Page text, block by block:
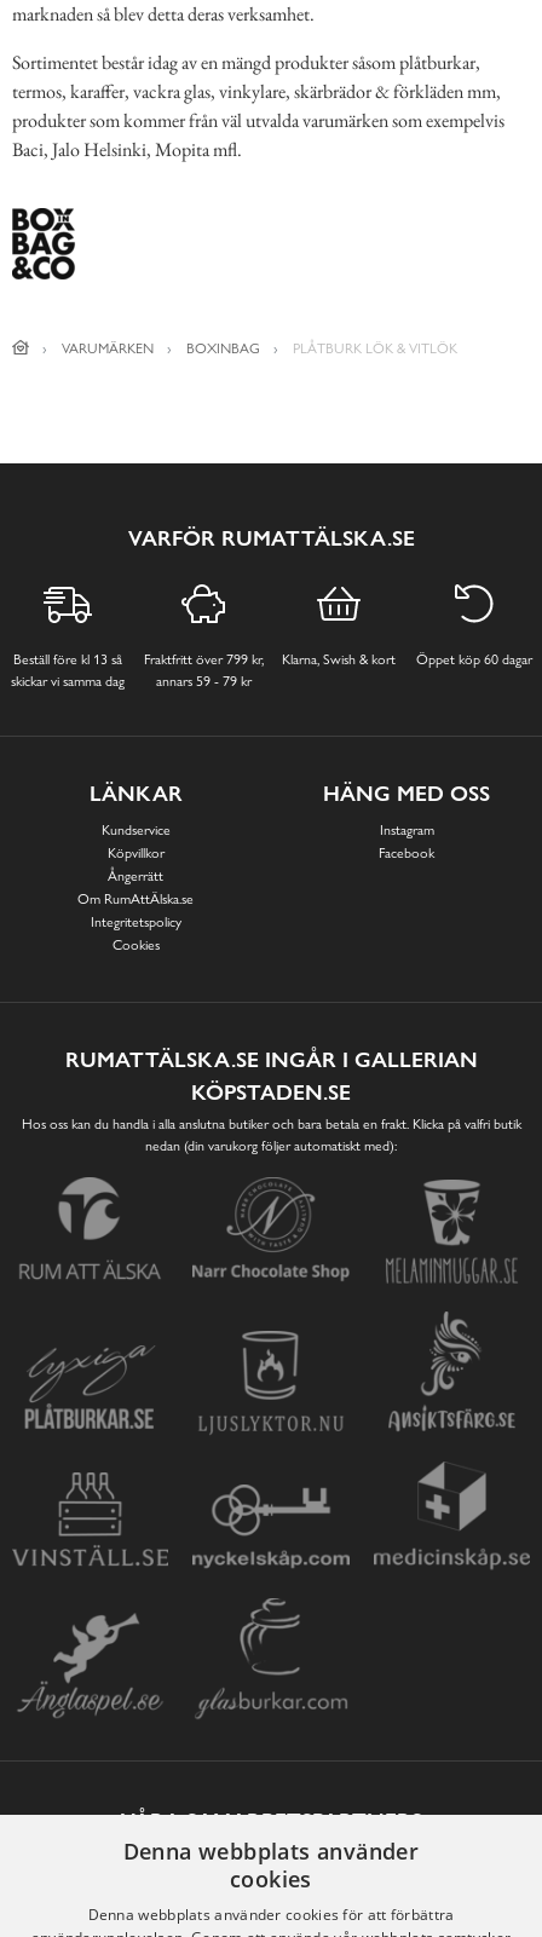
marknaden så blev detta deras verksamhet.
Sortimentet består idag av en mängd produkter såsom plåtburkar,
termos, karaffer, vackra glas, vinkylare, skärbrädor & förkläden mm,
produkter som kommer från väl utvalda varumärken som exempelvis
Baci, Jalo Helsinki, Mopita mfl.
VARUMÄRKEN BOXINBAG PLÅTBURK LÖK & VITLÖK
VARFÖR RUMATTÄLSKA.SE
Beställ före kl 13 så
skickar vi samma dag
Fraktfritt över 799 kr,
annars 59 - 79 kr
Klarna, Swish & kort Öppet köp 60 dagar
LÄNKAR
Kundservice
Köpvillkor
Ångerrätt
Om RumAttÄlska.se
Integritetspolicy
Cookies
HÄNG MED OSS
Instagram
Facebook
RUMATTÄLSKA.SE INGÅR I GALLERIAN
KÖPSTADEN.SE
Hos oss kan du handla i alla anslutna butiker och bara betala en frakt. Klicka på valfri butik
nedan (din varukorg följer automatiskt med):
VÅRA SAMARBETSPARTNERS
Denna webbplats använder
cookies
Denna webbplats använder cookies för att förbättra